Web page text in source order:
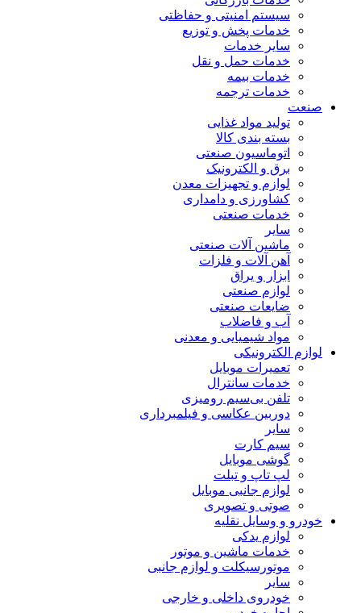
سیستم امنیتی و حفاظتی
خدمات پخش و توزیع
سایر خدمات
خدمات حمل و نقل
خدمات بیمه
خدمات ترجمه
صنعت
تولید مواد غذایی
بسته بندی کالا
اتوماسیون صنعتی
برق و الکترونیک
لوازم و تجهیزات معدن
کشاورزی و دامداری
خدمات صنعتی
سایر
ماشین آلات صنعتی
آهن آلات و فلزات
ابزار و یراق
لوازم صنعتی
ضایعات صنعتی
آب و فاضلاب
مواد شیمیایی و معدنی
لوازم الکترونیکی
تعمیرات موبایل
خدمات سانترال
تلفن بی‌سیم رومیزی
دوربین عکاسی و فیلمبرداری
سایر
سیم کارت
گوشی موبایل
لپ تاپ و تبلت
لوازم جانبی موبایل
صوتی و تصویری
خودرو و وسایل نقلیه
لوازم یدکی
خدمات ماشین و موتور
موتورسیکلت و لوازم جانبی
سایر
خودروی داخلی و خارجی